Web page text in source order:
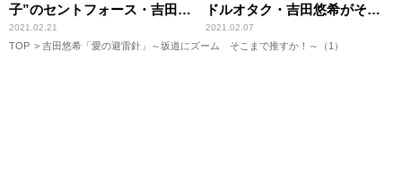
子”のセントフォース・吉田悠
希が考察
2021.02.21
ドルオタク・吉田悠希がその
魅力を解き明かす
2021.02.07
TOP 吉田悠希「愛の避雷針」～坂道にズーム そこまで推すか！～（1）